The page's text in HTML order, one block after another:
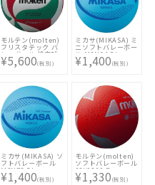
モルテン(molten)
フリスタテック バ
レーボール 検定球
4号球 V4M5000
¥5,600(税別)
ミカサ(MIKASA) ミ
ニソフトバレーボー
ル MSN64 BL
¥1,400(税別)
ミカサ(MIKASA) ソ
フトバレーボール
MSN78 BL
¥1,400(税別)
モルテン(molten)
ソフトバレーボール
S3Y1200 R
¥1,330(税別)